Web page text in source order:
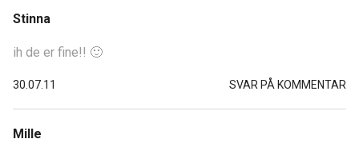
Stinna
ih de er fine!! 🙂
30.07.11 SVAR PÅ KOMMENTAR
Mille